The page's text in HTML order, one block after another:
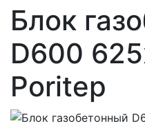
Блок
D600
Poritep